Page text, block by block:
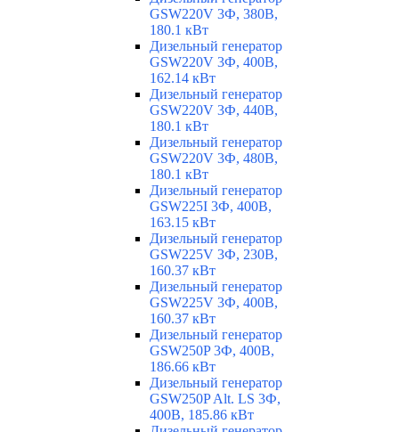
GSW220V 3Ф, 380В,
180.1 кВт
Дизельный генератор
GSW220V 3Ф, 400В,
162.14 кВт
Дизельный генератор
GSW220V 3Ф, 440В,
180.1 кВт
Дизельный генератор
GSW220V 3Ф, 480В,
180.1 кВт
Дизельный генератор
GSW225I 3Ф, 400В,
163.15 кВт
Дизельный генератор
GSW225V 3Ф, 230В,
160.37 кВт
Дизельный генератор
GSW225V 3Ф, 400В,
160.37 кВт
Дизельный генератор
GSW250P 3Ф, 400В,
186.66 кВт
Дизельный генератор
GSW250P Alt. LS 3Ф,
400В, 185.86 кВт